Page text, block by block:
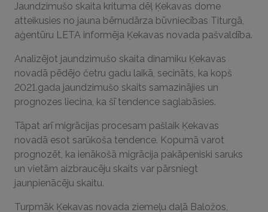
Jaundzimušo skaita krituma dēļ Ķekavas dome
atteikusies no jauna bērnudārza būvniecības Titurgā,
aģentūru LETA informēja Ķekavas novada pašvaldība.
Analizējot jaundzimušo skaita dinamiku Ķekavas
novadā pēdējo četru gadu laikā, secināts, ka kopš
2021.gada jaundzimušo skaits samazinājies un
prognozes liecina, ka šī tendence saglabāsies.
Tāpat arī migrācijas procesam pašlaik Ķekavas
novadā esot sarūkoša tendence. Kopumā varot
prognozēt, ka ienākošā migrācija pakāpeniski saruks
un vietām aizbraucēju skaits var pārsniegt
jaunpienācēju skaitu.
Turpmāk Ķekavas novada ziemeļu daļā Baložos,